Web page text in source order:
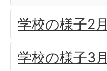
学校の様子2月
学校の様子3月